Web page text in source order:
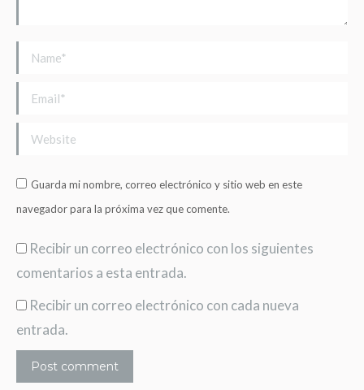
Name *
Email *
Website
Guarda mi nombre, correo electrónico y sitio web en este
navegador para la próxima vez que comente.
Recibir un correo electrónico con los siguientes
comentarios a esta entrada.
Recibir un correo electrónico con cada nueva
entrada.
Post comment